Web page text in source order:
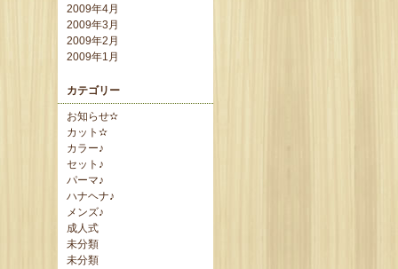
2009年4月
2009年3月
2009年2月
2009年1月
カテゴリー
お知らせ✫
カット✫
カラー♪
セット♪
パーマ♪
ハナヘナ♪
メンズ♪
成人式
未分類
未分類